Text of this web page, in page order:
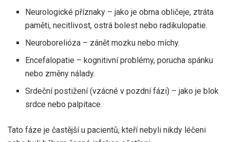
Neurologické příznaky – jako je obrna obličeje, ztráta
paměti, necitlivost, ostrá bolest nebo radikulopatie.
Neuroborelióza – zánět mozku nebo míchy.
Encefalopatie – kognitivní problémy, porucha spánku
nebo změny nálady.
Srdeční postižení (vzácné v pozdní fázi) – jako je blok
srdce nebo palpitace.
Tato fáze je častější u pacientů, kteří nebyli nikdy léčeni